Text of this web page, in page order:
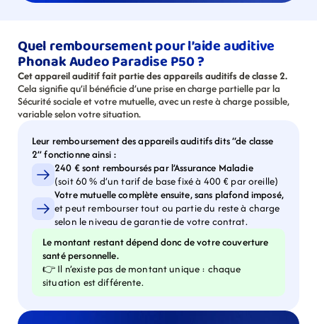
Quel remboursement pour l’aide auditive
Phonak Audeo Paradise P50 ?
Cet appareil auditif fait partie des appareils auditifs de classe 2.
Cela signifie qu’il bénéficie d’une prise en charge partielle par la
Sécurité sociale et votre mutuelle, avec un reste à charge possible,
variable selon votre situation.
Leur remboursement des appareils auditifs dits “de classe
2” fonctionne ainsi :
240 € sont remboursés par l’Assurance Maladie
(soit 60 % d’un tarif de base fixé à 400 € par oreille)
Votre mutuelle complète ensuite, sans plafond imposé,
et peut rembourser tout ou partie du reste à charge
selon le niveau de garantie de votre contrat.
Le montant restant dépend donc de votre couverture
santé personnelle.
👉 Il n’existe pas de montant unique : chaque
situation est différente.